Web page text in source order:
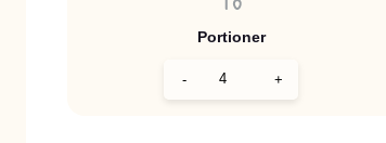
Portioner
- +